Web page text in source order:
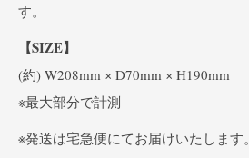
す。
【SIZE】
(約) W208mm × D70mm × H190mm
※最大部分で計測
※発送は宅急便にてお届けいたします。